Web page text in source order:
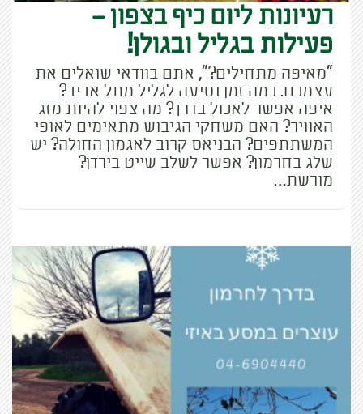
רעיונות ליום כיף בצפון –
פעילות בגליל ובגולן!
"מאיפה מתחילים?", אתם בוודאי שואלים את
עצמכם. כמה זמן נסיעה לגליל מתל אביב?
איפה אפשר לאכול בדרך? מה צפוי להיות מזג
האוויר? האם משחקי הגיבוש מתאימים לאופי
המשתתפים? הבניאס קרוב לאגמון החולה? יש
שלג בחרמון? אפשר לשלב שייט בירדן?
מורשת…